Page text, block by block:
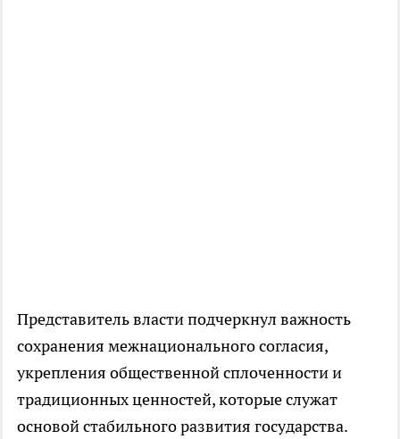
Представитель власти подчеркнул важность
сохранения межнационального согласия,
укрепления общественной сплоченности и
традиционных ценностей, которые служат
основой стабильного развития государства.